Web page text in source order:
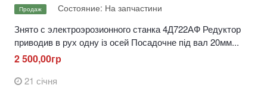
Продаж Состояние: На запчастини
Знято с электроэрозионного станка 4Д722АФ Редуктор
приводив в рух одну із осей Посадочне під вал 20мм...
2 500,00гр
21 січня